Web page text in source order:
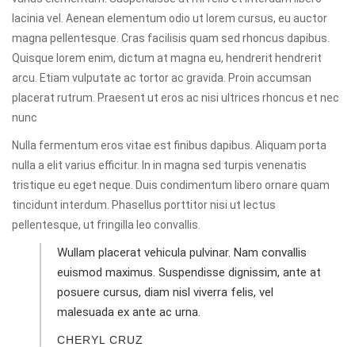
lacinia vel. Aenean elementum odio ut lorem cursus, eu auctor
magna pellentesque. Cras facilisis quam sed rhoncus dapibus.
Quisque lorem enim, dictum at magna eu, hendrerit hendrerit
arcu. Etiam vulputate ac tortor ac gravida. Proin accumsan
placerat rutrum. Praesent ut eros ac nisi ultrices rhoncus et nec
nunc
Nulla fermentum eros vitae est finibus dapibus. Aliquam porta
nulla a elit varius efficitur. In in magna sed turpis venenatis
tristique eu eget neque. Duis condimentum libero ornare quam
tincidunt interdum. Phasellus porttitor nisi ut lectus
pellentesque, ut fringilla leo convallis.
Wullam placerat vehicula pulvinar. Nam convallis
euismod maximus. Suspendisse dignissim, ante at
posuere cursus, diam nisl viverra felis, vel
malesuada ex ante ac urna.
CHERYL CRUZ